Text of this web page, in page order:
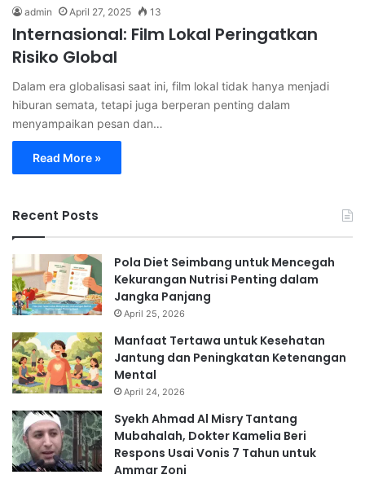
admin April 27, 2025 13
Internasional: Film Lokal Peringatkan
Risiko Global
Dalam era globalisasi saat ini, film lokal tidak hanya menjadi
hiburan semata, tetapi juga berperan penting dalam
menyampaikan pesan dan…
Read More »
Recent Posts
Pola Diet Seimbang untuk Mencegah
Kekurangan Nutrisi Penting dalam
Jangka Panjang
April 25, 2026
Manfaat Tertawa untuk Kesehatan
Jantung dan Peningkatan Ketenangan
Mental
April 24, 2026
Syekh Ahmad Al Misry Tantang
Mubahalah, Dokter Kamelia Beri
Respons Usai Vonis 7 Tahun untuk
Ammar Zoni